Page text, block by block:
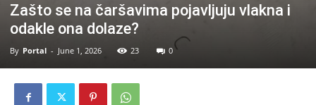
Zašto se na čaršavima pojavljuju vlakna i
odakle ona dolaze?
By Portal - June 1, 2026 23 0